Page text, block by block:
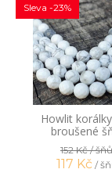
Howlit
broušené
Sleva -23%
152 Kč/
117 Kč /